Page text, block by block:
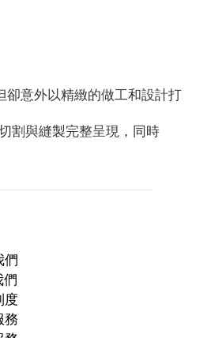
意外以精緻的做工和設計打
割與縫製完整呈現，同時
們
們
度
務